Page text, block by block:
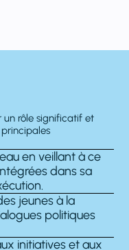
un rôle significatif et
en veillant à ce
dans sa
jeunes à la
politiques
initiatives et aux